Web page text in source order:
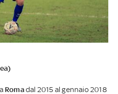
Romadal 2015 al gennaio 2018